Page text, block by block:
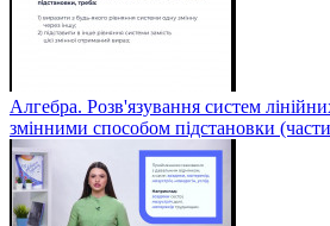
Алгебра. Розв'язування систем
змінними способом підстановки